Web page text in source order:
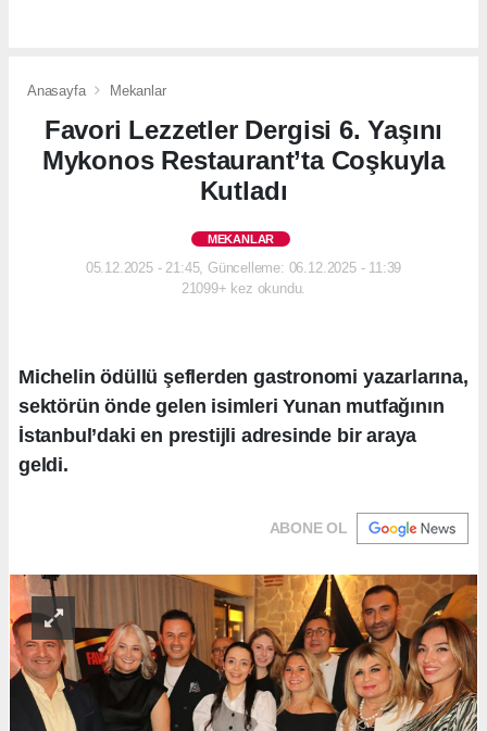
Anasayfa Mekanlar
Favori Lezzetler Dergisi 6. Yaşını
Mykonos Restaurant’ta Coşkuyla
Kutladı
MEKANLAR
05.12.2025 - 21:45, Güncelleme: 06.12.2025 - 11:39
21099+ kez okundu.
Michelin ödüllü şeflerden gastronomi yazarlarına,
sektörün önde gelen isimleri Yunan mutfağının
İstanbul’daki en prestijli adresinde bir araya
geldi.
ABONE OL